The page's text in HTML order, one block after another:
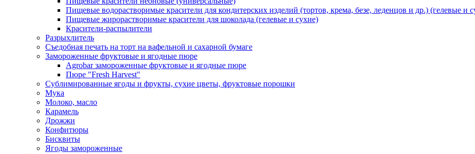
Пищевые водорастворимые красители для кондитерских изделий (тортов, крема, безе, леденцов и др.) (гелевые и
Пищевые жирорастворимые красители для шоколада (гелевые и сухие)
Красители-распылители
Разрыхлитель
Съедобная печать на торт на вафельной и сахарной бумаге
Замороженные фруктовые и ягодные пюре
Agrobar замороженные фруктовые и ягодные пюре
Пюре "Fresh Harvest"
Сублимированные ягоды и фрукты, сухие цветы, фруктовые порошки
Мука
Молоко, масло
Карамель
Дрожжи
Конфитюры
Бисквиты
Ягоды замороженные